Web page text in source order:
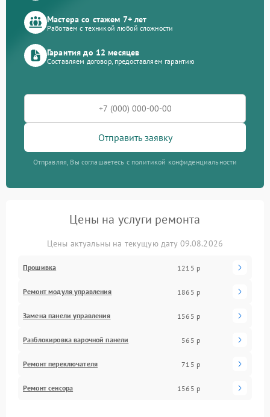
Мастера со стажем 7+ лет
Работаем с техникой любой сложности
Гарантия до 12 месяцев
Составляем договор, предоставляем гарантию
Отправить заявку
Отправляя, Вы соглашаетесь с политикой конфиденциальности
Цены на услуги ремонта
Цены актуальны на текущую дату 09.08.2026
Прошивка 1215 р
Ремонт модуля управления 1865 р
Замена панели управления 1565 р
Разблокировка варочной панели 565 р
Ремонт переключателя 715 р
Ремонт сенсора 1565 р